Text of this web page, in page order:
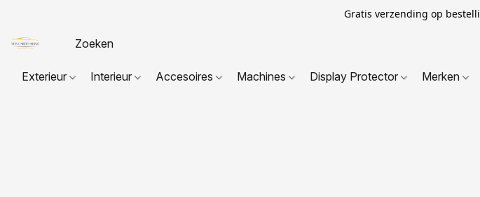
Gratis verzending op
Exterieur Interieur Accesoires Machines Display Protector Merken